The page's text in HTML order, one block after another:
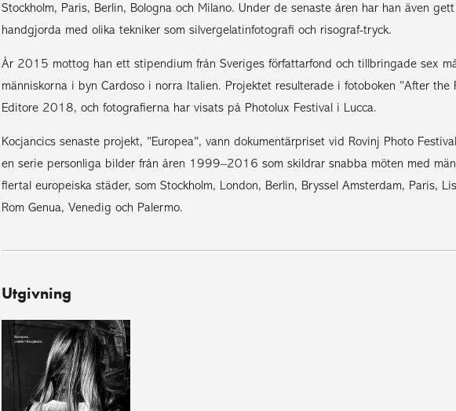
Stockholm, Paris, Berlin, Bologna och Milano. Under de senaste åren har han även
handgjorda med olika tekniker som silvergelatinfotografi och risograf-tryck.
År 2015 mottog han ett stipendium från Sveriges författarfond och tillbringade sex
människorna i byn Cardoso i norra Italien. Projektet resulterade i fotoboken ”After the
Editore 2018, och fotografierna har visats på Photolux Festival i Lucca.
Kocjancics senaste projekt, ”Europea”, vann dokumentärpriset vid Rovinj Photo
en serie personliga bilder från åren 1999–2016 som skildrar snabba möten med
flertal europeiska städer, som Stockholm, London, Berlin, Bryssel Amsterdam, Paris,
Rom Genua, Venedig och Palermo.
Utgivning